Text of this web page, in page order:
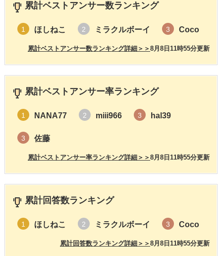
累計ベストアンサー数ランキング
1 ほしねこ 2 ミラクルボーイ 3 Coco
8月8日11時55分更新
累計ベストアンサー数ランキング詳細＞＞
累計ベストアンサー率ランキング
1 NANA77 2 miii966 3 hal39
3 佐藤
8月8日11時55分更新
累計ベストアンサー率ランキング詳細＞＞
累計回答数ランキング
1 ほしねこ 2 ミラクルボーイ 3 Coco
8月8日11時55分更新
累計回答数ランキング詳細＞＞